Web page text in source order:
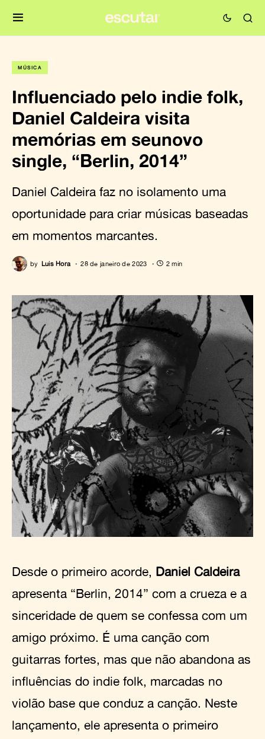
MÚSICA
Influenciado pelo indie folk,
Daniel Caldeira visita
memórias em seunovo
single, “Berlin, 2014”
Daniel Caldeira faz no isolamento uma
oportunidade para criar músicas baseadas
em momentos marcantes.
by Luis Hora 28 de janeiro de 2023 2 min
Desde o primeiro acorde, Daniel Caldeira
apresenta “Berlin, 2014” com a crueza e a
sinceridade de quem se confessa com um
amigo próximo. É uma canção com
guitarras fortes, mas que não abandona as
influências do indie folk, marcadas no
violão base que conduz a canção. Neste
lançamento, ele apresenta o primeiro